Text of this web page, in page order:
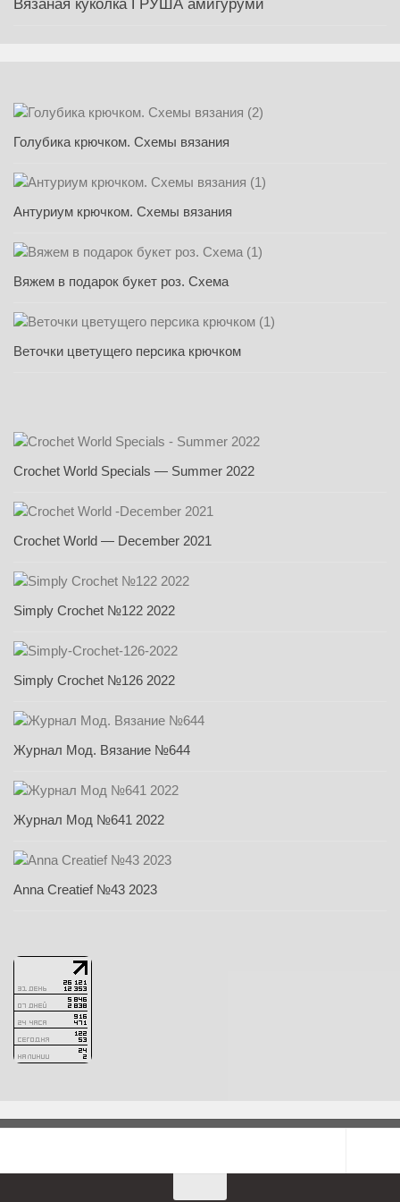
Вязаная куколка ГРУША амигуруми
Голубика крючком. Схемы вязания
Антуриум крючком. Схемы вязания
Вяжем в подарок букет роз. Схема
Веточки цветущего персика крючком
Crochet World Specials — Summer 2022
Crochet World — December 2021
Simply Crochet №122 2022
Simply Crochet №126 2022
Журнал Мод. Вязание №644
Журнал Мод №641 2022
Anna Creatief №43 2023